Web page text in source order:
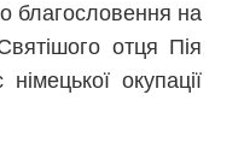
благословення на
отця Пія
окупації